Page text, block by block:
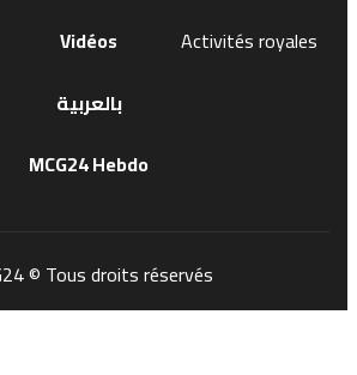
Vidéos
بالعربية
MCG24 Hebdo
Activités royales
© Tous droits réservés